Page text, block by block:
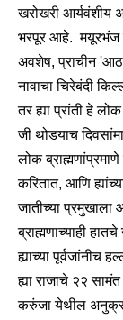
खरोखरी आर्यवंशीय
भरपूर आहे. मयूरभंज
अवशेष, प्राचीन
नावाचा चिरेबंदी
तर ह्या प्रांती हे
जी थोडयाच
लोक
करितात, आणि
जातीच्या प्रमुखाला
ब्राह्मणाच्याही
ह्याच्या पूर्वजांनीच
ह्या राजाचे २२
करुंजा येथील अनुक्रमे